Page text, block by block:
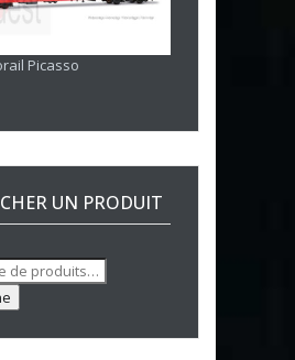
Picasso
UN PRODUIT